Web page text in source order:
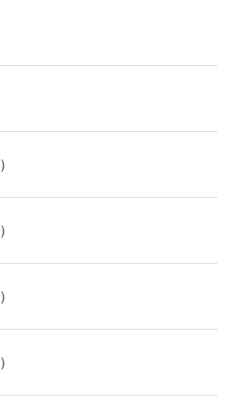
）
）
）
）